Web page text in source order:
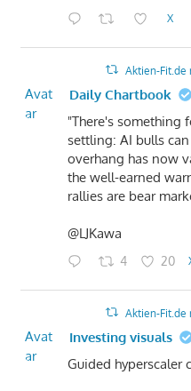
X
Aktien-Fit.de
Avat
ar
Daily Chartbook
"There's something
settling: AI bulls
overhang has now
the well-earned
rallies are bear
@LJKawa
4 20
Aktien-Fit.de
Avat
ar
Investing visuals
Guided hyperscaler